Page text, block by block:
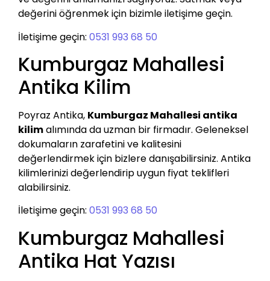
değerini öğrenmek için bizimle iletişime geçin.
İletişime geçin: 0531 993 68 50
Kumburgaz Mahallesi
Antika Kilim
Poyraz Antika, Kumburgaz Mahallesi antika
kilimalımında da uzman bir firmadır. Geleneksel
dokumaların zarafetini ve kalitesini
değerlendirmek için bizlere danışabilirsiniz. Antika
kilimlerinizi değerlendirip uygun fiyat teklifleri
alabilirsiniz.
İletişime geçin: 0531 993 68 50
Kumburgaz Mahallesi
Antika Hat Yazısı